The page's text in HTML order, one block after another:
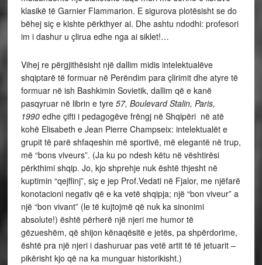
klasikë të Garnier Flammarion. E sigurova plotësisht se do
bëhej siç e kishte përkthyer ai. Dhe ashtu ndodhi: profesori
im i dashur u çlirua edhe nga ai siklet!…
Vihej re përgjithësisht një dallim midis intelektualëve
shqiptarë të formuar në Perëndim para çlirimit dhe atyre të
formuar në ish Bashkimin Sovietik, dallim që e kanë
pasqyruar në librin e tyre 57, Boulevard Stalin, Paris,
1990edhe çifti i pedagogëve frëngj në Shqipëri në atë
kohë Elisabeth e Jean Pierre Champseix: intelektualët e
grupit të parë shfaqeshin më sportivë, më elegantë në trup,
më “bons viveurs”. (Ja ku po ndesh këtu në vështirësi
përkthimi shqip. Jo, kjo shprehje nuk është thjesht në
kuptimin “qejflinj”, siç e jep Prof.Vedati në Fjalor, me njëfarë
konotacioni negativ që e ka vetë shqipja; një “bon viveur” a
një “bon vivant” (le të kujtojmë që nuk ka sinonimi
absolute!) është përherë një njeri me humor të
gëzueshëm, që shijon kënaqësitë e jetës, pa shpërdorime,
është pra një njeri i dashuruar pas vetë artit të të jetuarit –
pikërisht kjo që na ka munguar historikisht.)